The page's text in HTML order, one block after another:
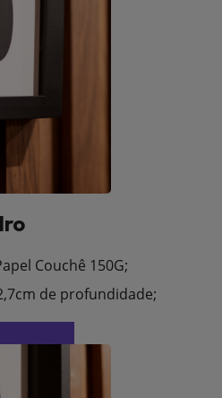
Couchê 150G;
de profundidade;